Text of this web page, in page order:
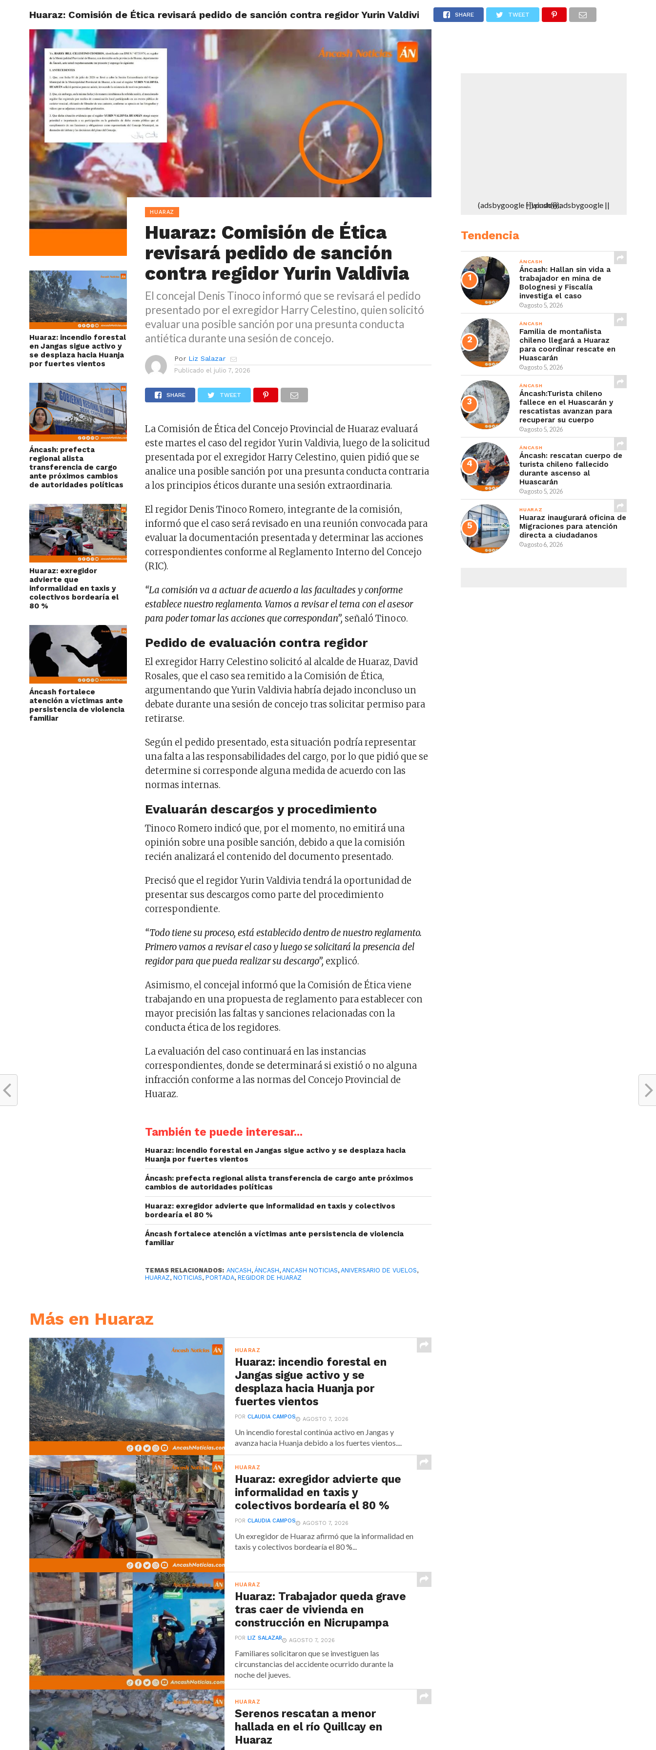
ACTUALIDAD HUARAZ ÁNCASH TÚ ELIGES 2026 POLICIALES DEPORTES DENUNCIAS WHATSAPP
Huaraz: Comisión de Ética revisará pedido de sanción contra regidor Yurin Valdivia SHARE TWEET
Huaraz: incendio forestal
en Jangas sigue activo y
se desplaza hacia Huanja
por fuertes vientos
Áncash: prefecta
regional alista
transferencia de cargo
ante próximos cambios
de autoridades políticas
Huaraz: exregidor
advierte que
informalidad en taxis y
colectivos bordearía el
80 %
Áncash fortalece
atención a víctimas ante
persistencia de violencia
familiar
HUARAZ
Huaraz: Comisión de Ética
revisará pedido de sanción
contra regidor Yurin Valdivia
El concejal Denis Tinoco informó que se revisará el pedido
presentado por el exregidor Harry Celestino, quien solicitó
evaluar una posible sanción por una presunta conducta
antiética durante una sesión de concejo.
Por Liz Salazar
Publicado el julio 7, 2026
SHARE TWEET
La Comisión de Ética del Concejo Provincial de Huaraz evaluará
este martes el caso del regidor Yurin Valdivia, luego de la solicitud
presentada por el exregidor Harry Celestino, quien pidió que se
analice una posible sanción por una presunta conducta contraria
a los principios éticos durante una sesión extraordinaria.
El regidor Denis Tinoco Romero, integrante de la comisión,
informó que el caso será revisado en una reunión convocada para
evaluar la documentación presentada y determinar las acciones
correspondientes conforme al Reglamento Interno del Concejo
(RIC).
“La comisión va a actuar de acuerdo a las facultades y conforme
establece nuestro reglamento. Vamos a revisar el tema con el asesor
para poder tomar las acciones que correspondan”, señaló Tinoco.
Pedido de evaluación contra regidor
El exregidor Harry Celestino solicitó al alcalde de Huaraz, David
Rosales, que el caso sea remitido a la Comisión de Ética,
argumentando que Yurin Valdivia habría dejado inconcluso un
debate durante una sesión de concejo tras solicitar permiso para
retirarse.
Según el pedido presentado, esta situación podría representar
una falta a las responsabilidades del cargo, por lo que pidió que se
determine si corresponde alguna medida de acuerdo con las
normas internas.
Evaluarán descargos y procedimiento
Tinoco Romero indicó que, por el momento, no emitirá una
opinión sobre una posible sanción, debido a que la comisión
recién analizará el contenido del documento presentado.
Precisó que el regidor Yurin Valdivia tendrá la oportunidad de
presentar sus descargos como parte del procedimiento
correspondiente.
“Todo tiene su proceso, está establecido dentro de nuestro reglamento.
Primero vamos a revisar el caso y luego se solicitará la presencia del
regidor para que pueda realizar su descargo”, explicó.
Asimismo, el concejal informó que la Comisión de Ética viene
trabajando en una propuesta de reglamento para establecer con
mayor precisión las faltas y sanciones relacionadas con la
conducta ética de los regidores.
La evaluación del caso continuará en las instancias
correspondientes, donde se determinará si existió o no alguna
infracción conforme a las normas del Concejo Provincial de
Huaraz.
También te puede interesar...
Huaraz: incendio forestal en Jangas sigue activo y se desplaza hacia
Huanja por fuertes vientos
Áncash: prefecta regional alista transferencia de cargo ante próximos
cambios de autoridades políticas
Huaraz: exregidor advierte que informalidad en taxis y colectivos
bordearía el 80 %
Áncash fortalece atención a víctimas ante persistencia de violencia
familiar
TEMAS RELACIONADOS: ANCASH,ÁNCASH,ANCASH NOTICIAS,ANIVERSARIO DE VUELOS,
HUARAZ,NOTICIAS,PORTADA,REGIDOR DE HUARAZ
Más en Huaraz
HUARAZ
Huaraz: incendio forestal en
Jangas sigue activo y se
desplaza hacia Huanja por
fuertes vientos
PORCLAUDIA CAMPOS AGOSTO 7, 2026
Un incendio forestal continúa activo en Jangas y
avanza hacia Huanja debido a los fuertes vientos....
HUARAZ
Huaraz: exregidor advierte que
informalidad en taxis y
colectivos bordearía el 80 %
PORCLAUDIA CAMPOS AGOSTO 7, 2026
Un exregidor de Huaraz afirmó que la informalidad en
taxis y colectivos bordearía el 80 %...
HUARAZ
Huaraz: Trabajador queda grave
tras caer de vivienda en
construcción en Nicrupampa
PORLIZ SALAZAR AGOSTO 7, 2026
Familiares solicitaron que se investiguen las
circunstancias del accidente ocurrido durante la
noche del jueves.
HUARAZ
Serenos rescatan a menor
hallada en el río Quillcay en
Huaraz
(adsbygoogle = window.adsbygoogle || []).push({});
Tendencia
ÁNCASH
Áncash: Hallan sin vida a
trabajador en mina de
Bolognesi y Fiscalía
investiga el caso
agosto 5, 2026
ÁNCASH
Familia de montañista
chileno llegará a Huaraz
para coordinar rescate en
Huascarán
agosto 5, 2026
ÁNCASH
Áncash:Turista chileno
fallece en el Huascarán y
rescatistas avanzan para
recuperar su cuerpo
agosto 5, 2026
ÁNCASH
Áncash: rescatan cuerpo de
turista chileno fallecido
durante ascenso al
Huascarán
agosto 5, 2026
HUARAZ
Huaraz inaugurará oficina de
Migraciones para atención
directa a ciudadanos
agosto 6, 2026